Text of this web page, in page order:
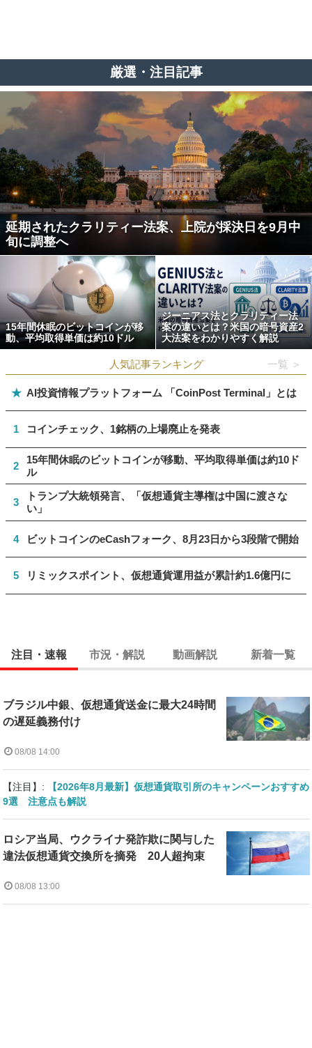
厳選・注目記事
延期されたクラリティー法案、上院が採決日を9月中
旬に調整へ
15年間休眠のビットコインが移
動、平均取得単価は約10ドル
ジーニアス法とクラリティー法
案の違いとは？米国の暗号資産2
大法案をわかりやすく解説
人気記事ランキング 一覧 ＞
★ AI投資情報プラットフォーム 「CoinPost Terminal」とは
1 コインチェック、1銘柄の上場廃止を発表
2
15年間休眠のビットコインが移動、平均取得単価は約10ド
ル
3
トランプ大統領発言、「仮想通貨主導権は中国に渡さな
い」
4 ビットコインのeCashフォーク、8月23日から3段階で開始
5 リミックスポイント、仮想通貨運用益が累計約1.6億円に
注目・速報 市況・解説 動画解説 新着一覧
ブラジル中銀、仮想通貨送金に最大24時間
の遅延義務付け
08/08 14:00
【注目】:
【2026年8月最新】仮想通貨取引所のキャンペーンおすすめ
9選 注意点も解説
ロシア当局、ウクライナ発詐欺に関与した
違法仮想通貨交換所を摘発 20人超拘束
08/08 13:00